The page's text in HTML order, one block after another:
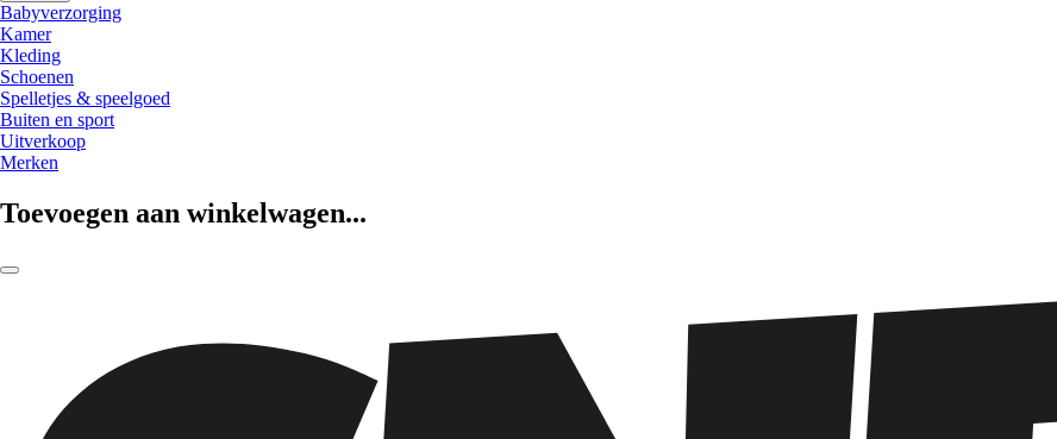
Babyverzorging
Kamer
Kleding
Schoenen
Spelletjes & speelgoed
Buiten en sport
Uitverkoop
Merken
Toevoegen aan winkelwagen...